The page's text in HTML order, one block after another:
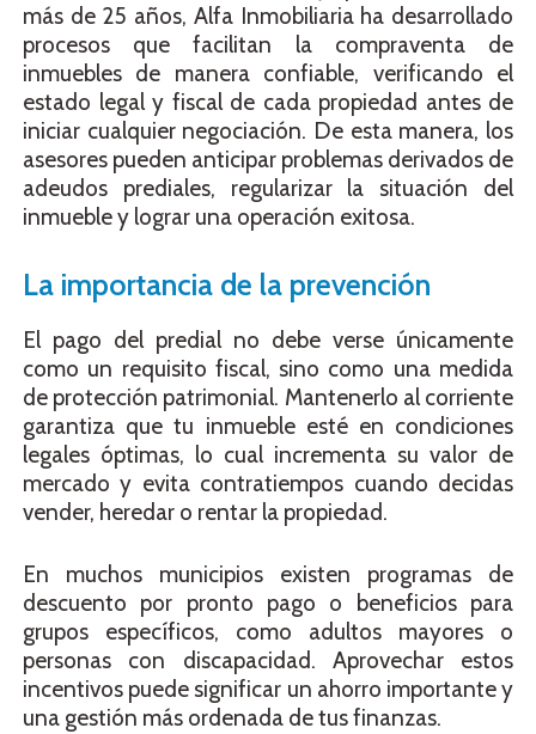
más de 25 años, Alfa Inmobiliaria ha desarrollado
procesos que facilitan la compraventa de
inmuebles de manera confiable, verificando el
estado legal y fiscal de cada propiedad antes de
iniciar cualquier negociación. De esta manera, los
asesores pueden anticipar problemas derivados de
adeudos prediales, regularizar la situación del
inmueble y lograr una operación exitosa.
La importancia de la prevención
El pago del predial no debe verse únicamente
como un requisito fiscal, sino como una medida
de protección patrimonial. Mantenerlo al corriente
garantiza que tu inmueble esté en condiciones
legales óptimas, lo cual incrementa su valor de
mercado y evita contratiempos cuando decidas
vender, heredar o rentar la propiedad.
En muchos municipios existen programas de
descuento por pronto pago o beneficios para
grupos específicos, como adultos mayores o
personas con discapacidad. Aprovechar estos
incentivos puede significar un ahorro importante y
una gestión más ordenada de tus finanzas.